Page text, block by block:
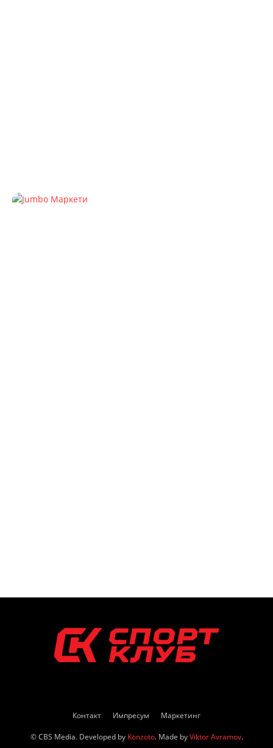
Контакт Импресум Маркетинг
© CBS Media. Developed by Konzoto. Made byViktor Avramov.